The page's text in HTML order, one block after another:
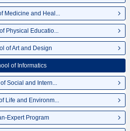
Medicine and Heal...
Physical Educatio...
of Art and Design
of Informatics
Social and Intern...
Life and Environm...
Expert Program